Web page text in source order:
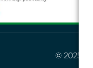
© 2025